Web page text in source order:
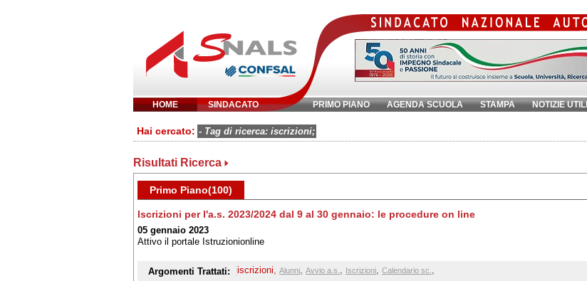
HOME SINDACATO PRIMO PIANO AGENDA SCUOLA STAMPA NOTIZIE UTILI
Inserisci parola chiave:
Hai cercato: - Tag di ricerca: iscrizioni;
Risultati Ricerca
Primo Piano(100)
Iscrizioni per l'a.s. 2023/2024 dal 9 al 30 gennaio: le procedure on line
05 gennaio 2023
Attivo il portale Istruzionionline
Argomenti Trattati: iscrizioni, Alunni, Avvio a.s. , Iscrizioni, Calendario sc. ,